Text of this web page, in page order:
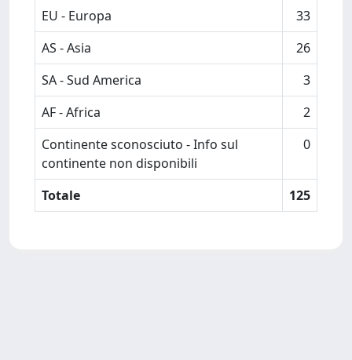
EU - Europa
33
AS - Asia
26
SA - Sud America
3
AF - Africa
2
Continente sconosciuto - Info sul
continente non disponibili
0
Totale 125